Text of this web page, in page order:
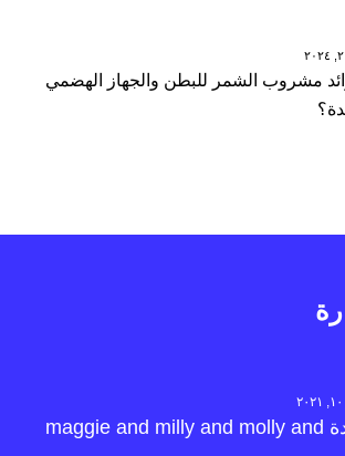
مشروب الشمر للبطن والجهاز الهضمي
قصيدة maggie and milly and molly and